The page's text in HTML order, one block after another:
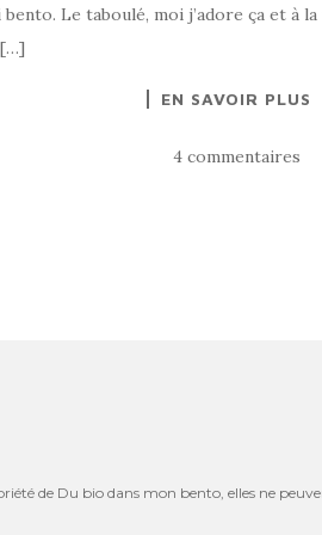
Le taboulé, moi j’adore ça et à la
EN SAVOIR PLUS
4 commentaires
de Du bio dans mon bento, elles ne